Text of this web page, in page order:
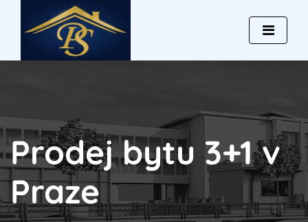
Prodej bytu 3+1 v
Praze